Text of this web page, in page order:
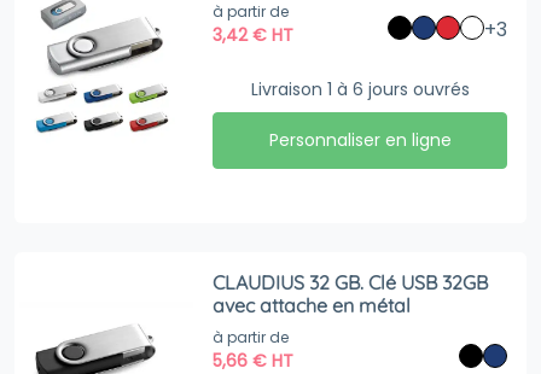
à partir de
3,42€ HT +3
Livraison 1 à 6 jours ouvrés
Personnaliser en ligne
CLAUDIUS 32 GB. Clé USB 32GB
avec attache en métal
à partir de
5,66€ HT